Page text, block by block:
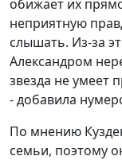
обижает их
неприятную
слышать. Из-за
Александром
звезда не умеет
- добавила
По мнению
семьи, поэтому